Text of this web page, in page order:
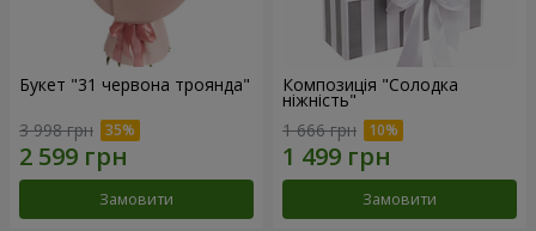
Букет "31 червона троянда"
3 998 грн
Замовити
Композиція "Солодка
ніжність"
1 666 грн
Замовити